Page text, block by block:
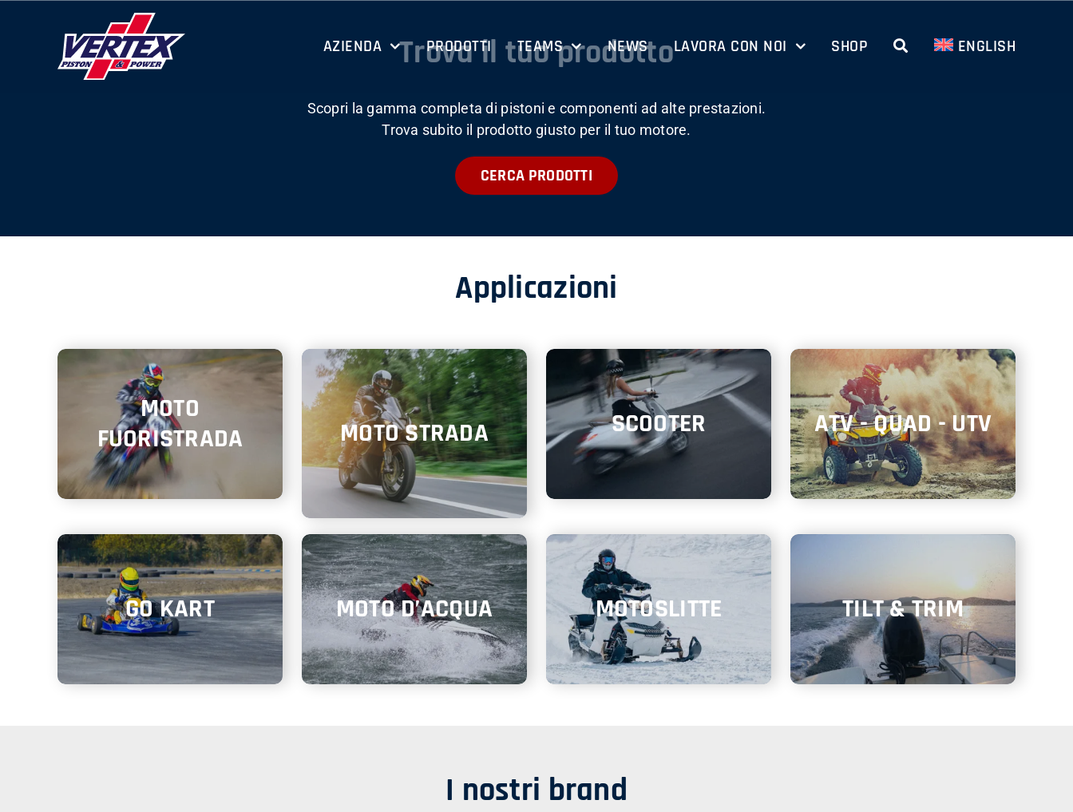
AZIENDA PRODOTTI TEAMS NEWS LAVORA CON NOI SHOP ENGLISH
Trova il tuo prodotto
Scopri la gamma completa di pistoni e componenti ad alte prestazioni.
Trova subito il prodotto giusto per il tuo motore.
CERCA PRODOTTI
Applicazioni
MOTO
FUORISTRADA
MOTO STRADA SCOOTER ATV - QUAD - UTV
GO KART MOTO D’ACQUA MOTOSLITTE TILT & TRIM
I nostri brand